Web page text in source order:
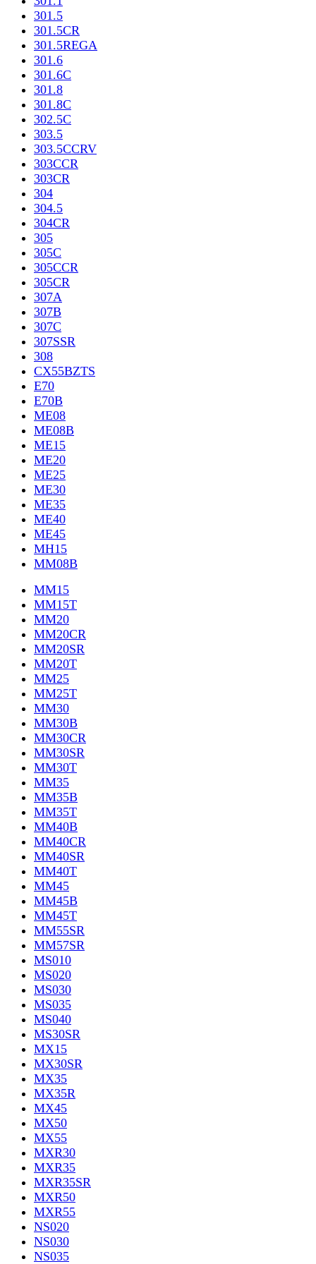
301.5
301.5CR
301.5REGA
301.6
301.6C
301.8
301.8C
302.5C
303.5
303.5CCRV
303CCR
303CR
304
304.5
304CR
305
305C
305CCR
305CR
307A
307B
307C
307SSR
308
CX55BZTS
E70
E70B
ME08
ME08B
ME15
ME20
ME25
ME30
ME35
ME40
ME45
MH15
MM08B
MM15
MM15T
MM20
MM20CR
MM20SR
MM20T
MM25
MM25T
MM30
MM30B
MM30CR
MM30SR
MM30T
MM35
MM35B
MM35T
MM40B
MM40CR
MM40SR
MM40T
MM45
MM45B
MM45T
MM55SR
MM57SR
MS010
MS020
MS030
MS035
MS040
MS30SR
MX15
MX30SR
MX35
MX35R
MX45
MX50
MX55
MXR30
MXR35
MXR35SR
MXR50
MXR55
NS020
NS030
NS035